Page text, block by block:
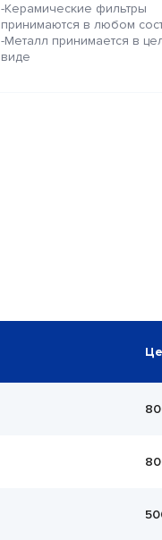
-Керамические фильтры
принимаются в любом
-Металл принимается в
виде